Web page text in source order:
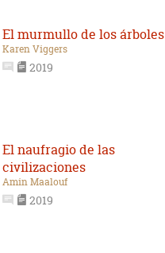
El murmullo de los árboles
Karen Viggers
2019
El naufragio de las
civilizaciones
Amin Maalouf
2019